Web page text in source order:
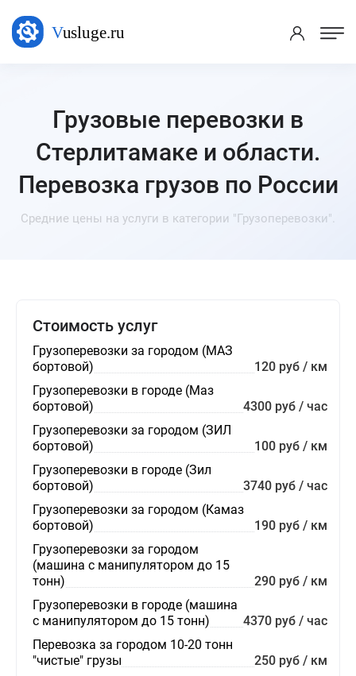
Грузовые перевозки в
Стерлитамаке и области.
Перевозка грузов по России
Средние цены на услуги в категории "Грузоперевозки".
Стоимость услуг
Грузоперевозки за городом (МАЗ
бортовой)
120 руб / км
Грузоперевозки в городе (Маз
бортовой)
4300 руб / час
Грузоперевозки за городом (ЗИЛ
бортовой)
100 руб / км
Грузоперевозки в городе (Зил
бортовой)
3740 руб / час
Грузоперевозки за городом (Камаз
бортовой)
190 руб / км
Грузоперевозки за городом
(машина с манипулятором до 15
тонн)
290 руб / км
Грузоперевозки в городе (машина
с манипулятором до 15 тонн)
4370 руб / час
Перевозка за городом 10-20 тонн
"чистые" грузы
250 руб / км